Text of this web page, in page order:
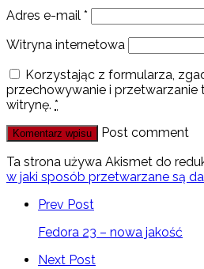
Adres e-mail *
Witryna internetowa
Korzystając z formularza,
przechowywanie i przetwarzanie
witrynę. *
Post comment
Ta strona używa Akismet do
w jaki sposób przetwarzane są
Prev Post
Fedora 23 – nowa jakość
Next Post